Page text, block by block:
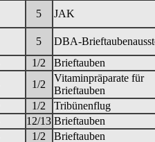
5
JAK
5
DBA-
1/2
Brieftauben
1/2
Vitaminpräparate für
Brieftauben
1/2
Tribünenflug
12/13 Brieftauben
1/2
Brieftauben